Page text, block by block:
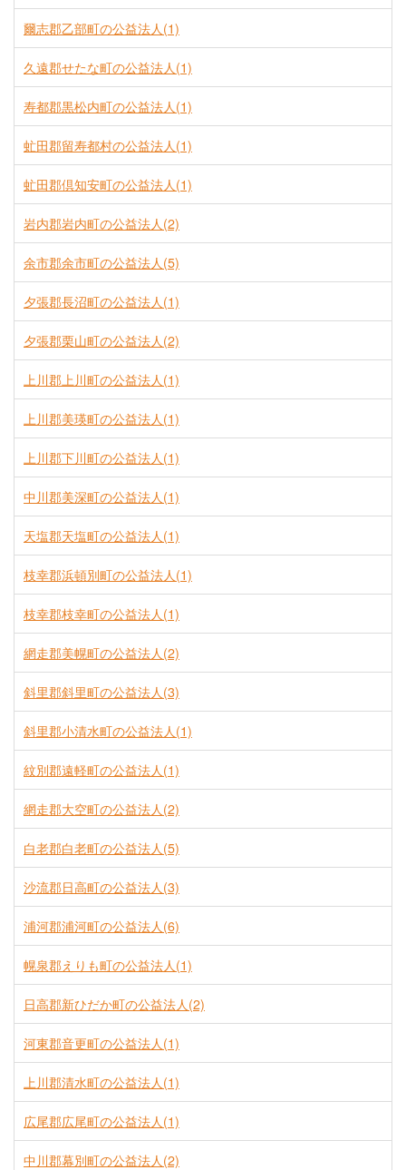
爾志郡乙部町の公益法人(1)
久遠郡せたな町の公益法人(1)
寿都郡黒松内町の公益法人(1)
虻田郡留寿都村の公益法人(1)
虻田郡倶知安町の公益法人(1)
岩内郡岩内町の公益法人(2)
余市郡余市町の公益法人(5)
夕張郡長沼町の公益法人(1)
夕張郡栗山町の公益法人(2)
上川郡上川町の公益法人(1)
上川郡美瑛町の公益法人(1)
上川郡下川町の公益法人(1)
中川郡美深町の公益法人(1)
天塩郡天塩町の公益法人(1)
枝幸郡浜頓別町の公益法人(1)
枝幸郡枝幸町の公益法人(1)
網走郡美幌町の公益法人(2)
斜里郡斜里町の公益法人(3)
斜里郡小清水町の公益法人(1)
紋別郡遠軽町の公益法人(1)
網走郡大空町の公益法人(2)
白老郡白老町の公益法人(5)
沙流郡日高町の公益法人(3)
浦河郡浦河町の公益法人(6)
幌泉郡えりも町の公益法人(1)
日高郡新ひだか町の公益法人(2)
河東郡音更町の公益法人(1)
上川郡清水町の公益法人(1)
広尾郡広尾町の公益法人(1)
中川郡幕別町の公益法人(2)